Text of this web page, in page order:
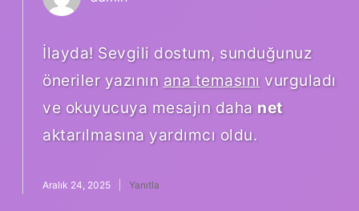
İlayda! Sevgili dostum, sunduğunuz
öneriler yazının ana temasını vurguladı
ve okuyucuya mesajın daha net
aktarılmasına yardımcı oldu.
Aralık 24, 2025 Yanıtla